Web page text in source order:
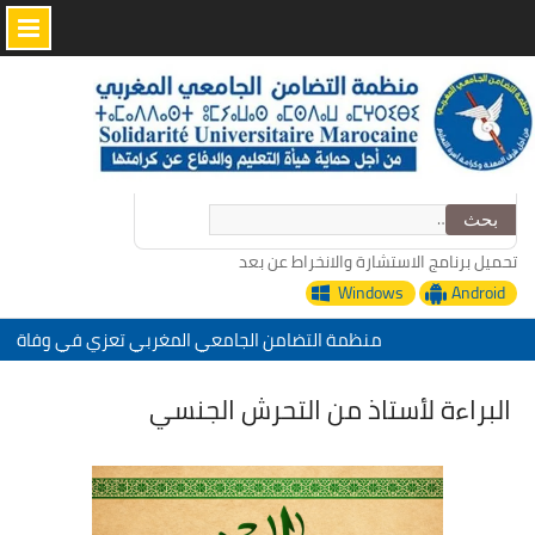
Skip
to
content
البحث
عن:
تحميل برنامج الاستشارة والانخراط عن بعد
Android
Windows
منظمة التضامن الجامعي المغربي تعزي في وفاة
الأخ عمر الجابري مدير دار النشر المغربية
“التدبير الرقمي للإدارة التربية خدمات منظمة
التضامن الجامعي المغربي”
تقييم عشرية إصلاح التعليم 2015-2030 الحلقة
الأولى: المدرسة المغربية بين جمال النصوص وقسوة
الميدان – اليوم 24
البراءة لأستاذ من التحرش الجنسي